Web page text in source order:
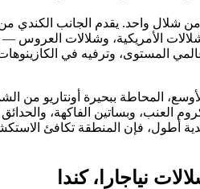
من شلال واحد. يقدم الجانب الكندي
الأمريكية، وشلالات العروس
المستوى، وترفيه في
المحاطة ببحيرة أونتاريو من
العنب، وبساتين الفاكهة،
أطول، فإن المنطقة تكافئ
نياجارا، كندا